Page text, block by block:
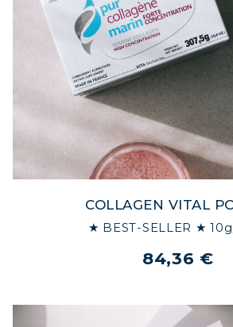
COLLAGEN VITAL
★ BEST-SELLER ★
84,36 €